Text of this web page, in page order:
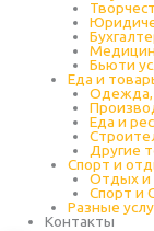
Бьюти
Еда и
Одежда,
Еда и
Другие
Спорт и
Отдых и
Спорт и
Разные
Контакты